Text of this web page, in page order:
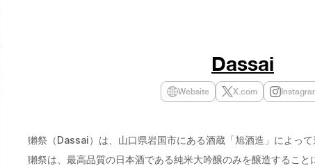
Dassai
Website X.com
獺祭（Dassai）は、山口県岩国市にある酒蔵「旭酒造」によって
獺祭は、最高品質の日本酒である純米大吟醸のみを醸造するこ